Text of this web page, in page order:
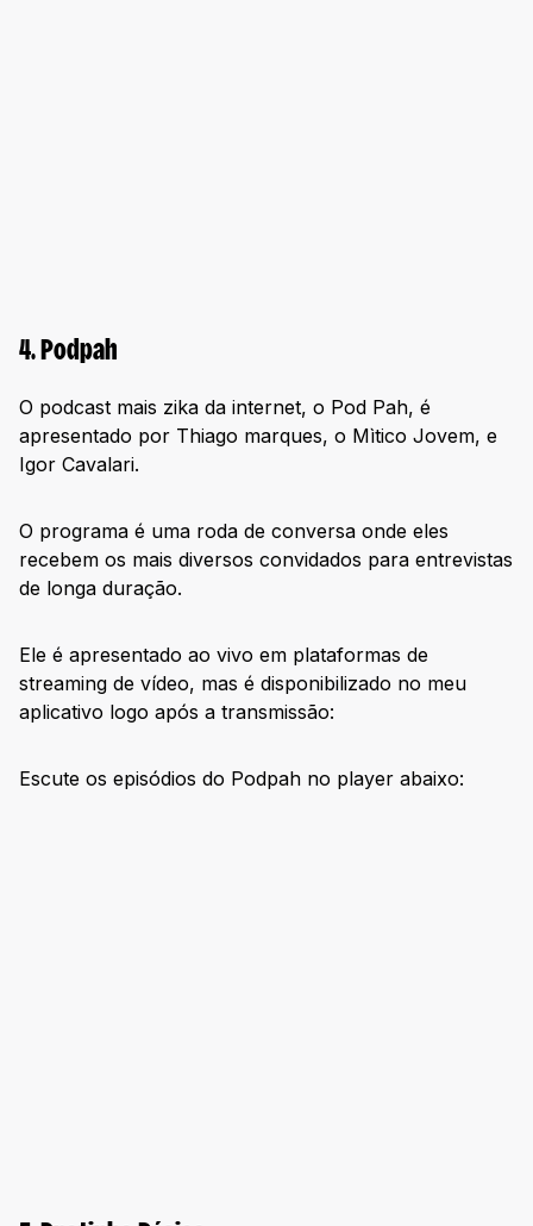
4. Podpah
O podcast mais zika da internet, o Pod Pah, é
apresentado por Thiago marques, o Mìtico Jovem, e
Igor Cavalari.
O programa é uma roda de conversa onde eles
recebem os mais diversos convidados para entrevistas
de longa duração.
Ele é apresentado ao vivo em plataformas de
streaming de vídeo, mas é disponibilizado no meu
aplicativo logo após a transmissão:
Escute os episódios do Podpah no player abaixo: